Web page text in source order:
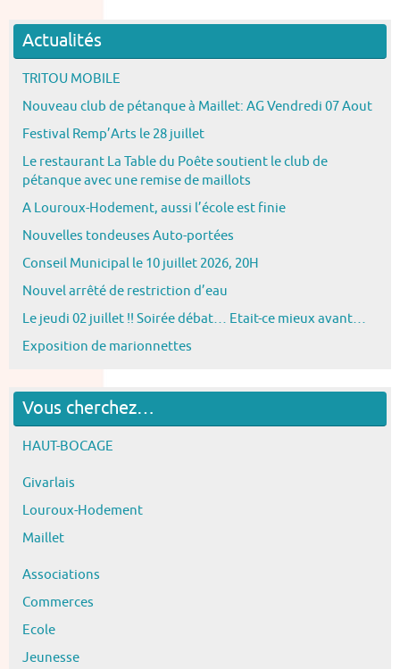
Actualités
TRITOU MOBILE
Nouveau club de pétanque à Maillet: AG Vendredi 07 Aout
Festival Remp’Arts le 28 juillet
Le restaurant La Table du Poête soutient le club de
pétanque avec une remise de maillots
A Louroux-Hodement, aussi l’école est finie
Nouvelles tondeuses Auto-portées
Conseil Municipal le 10 juillet 2026, 20H
Nouvel arrêté de restriction d’eau
Le jeudi 02 juillet !! Soirée débat… Etait-ce mieux avant…
Exposition de marionnettes
Vous cherchez…
HAUT-BOCAGE
Givarlais
Louroux-Hodement
Maillet
Associations
Commerces
Ecole
Jeunesse